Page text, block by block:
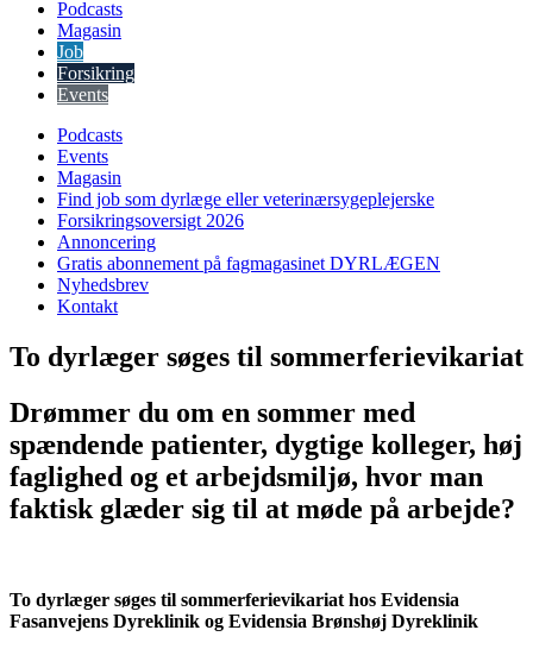
Podcasts
Magasin
Job
Forsikring
Events
Podcasts
Events
Magasin
Find job som dyrlæge eller veterinærsygeplejerske
Forsikringsoversigt 2026
Annoncering
Gratis abonnement på fagmagasinet DYRLÆGEN
Nyhedsbrev
Kontakt
To dyrlæger søges til sommerferievikariat
Drømmer du om en sommer med
spændende patienter, dygtige kolleger, høj
faglighed og et arbejdsmiljø, hvor man
faktisk glæder sig til at møde på arbejde?
To dyrlæger søges til sommerferievikariat hos Evidensia
Fasanvejens Dyreklinik og Evidensia Brønshøj Dyreklinik